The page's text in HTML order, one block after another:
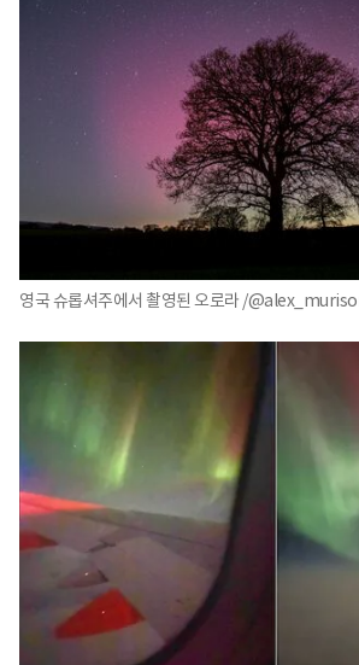
영국 슈롭셔주에서 촬영된 오로라 /